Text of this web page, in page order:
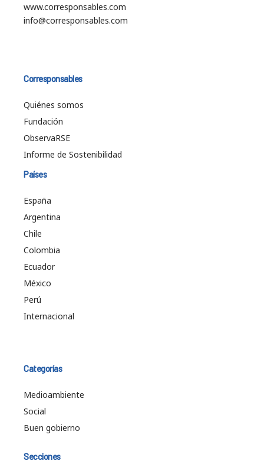
www.corresponsables.com
info@corresponsables.com
Corresponsables
Quiénes somos
Fundación
ObservaRSE
Informe de Sostenibilidad
Países
España
Argentina
Chile
Colombia
Ecuador
México
Perú
Internacional
Categorías
Medioambiente
Social
Buen gobierno
Secciones